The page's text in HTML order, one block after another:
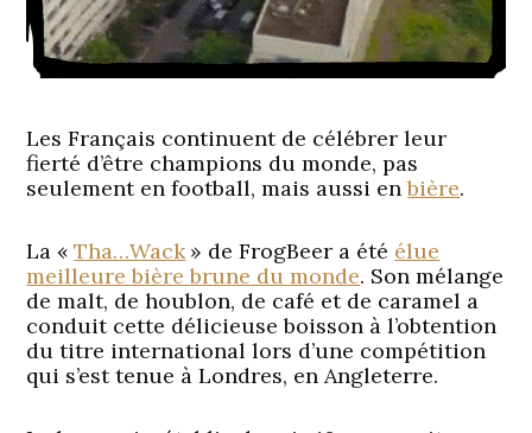
Les Français continuent de célébrer leur
fierté d’être champions du monde, pas
seulement en football, mais aussi enbière.
La «Tha…Wack» de FrogBeer a été élue
meilleure bière brune du monde. Son mélange
de malt, de houblon, de café et de caramel a
conduit cette délicieuse boisson à l’obtention
du titre international lors d’une compétition
qui s’est tenue à Londres, en Angleterre.